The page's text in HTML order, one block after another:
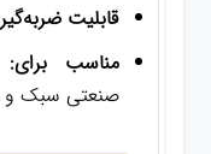
قابلیت
مناسب برای:
صنعتی سبک و